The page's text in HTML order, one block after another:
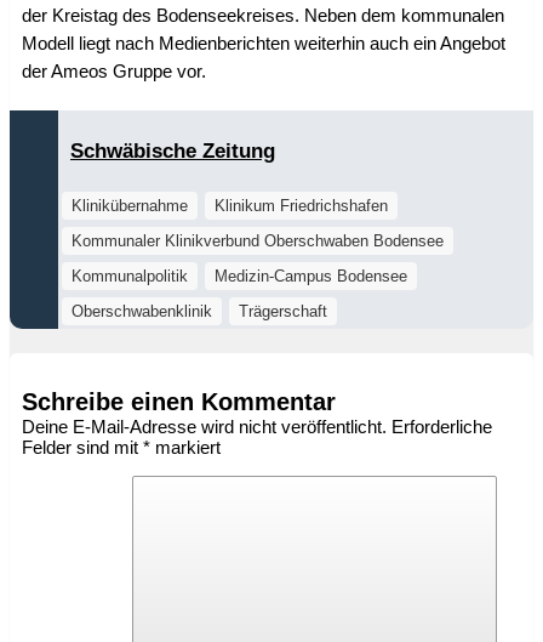
der Kreistag des Bodenseekreises. Neben dem kommunalen
Modell liegt nach Medienberichten weiterhin auch ein Angebot
der Ameos Gruppe vor.
Schwäbische Zeitung
Klinikübernahme
Klinikum Friedrichshafen
Kommunaler Klinikverbund Oberschwaben Bodensee
Kommunalpolitik
Medizin-Campus Bodensee
Oberschwabenklinik
Trägerschaft
Schreibe einen Kommentar
Deine E-Mail-Adresse wird nicht veröffentlicht. Erforderliche
Felder sind mit * markiert